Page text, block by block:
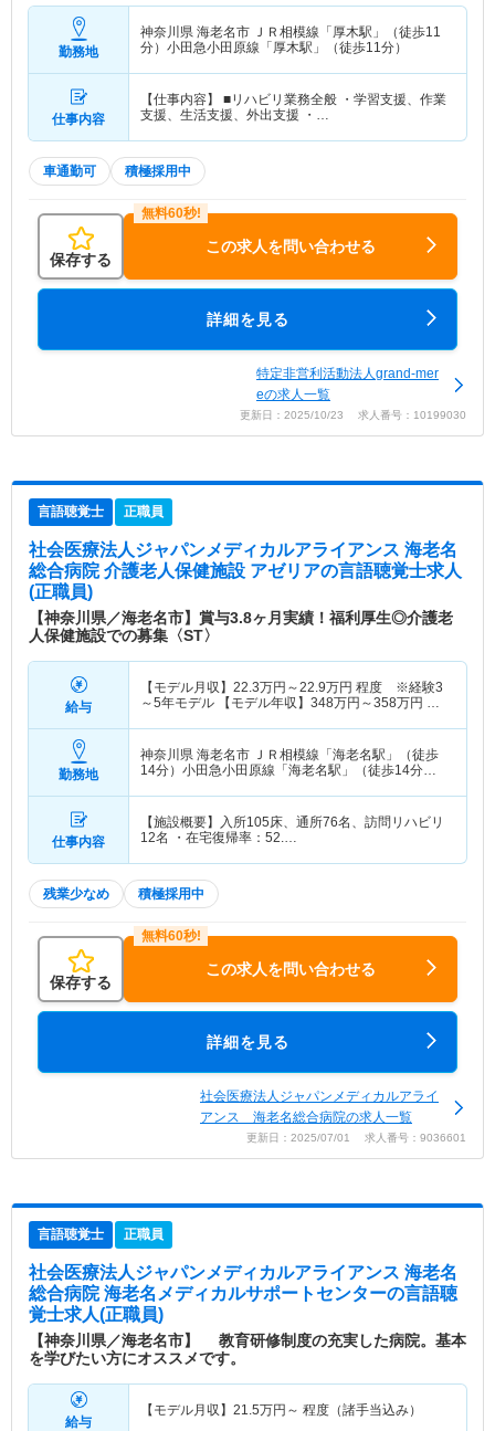
勤務地
神奈川県 海老名市 ＪＲ相模線「厚木駅」（徒歩11
分）小田急小田原線「厚木駅」（徒歩11分）
仕事内容
【仕事内容】 ■リハビリ業務全般 ・学習支援、作業
支援、生活支援、外出支援 ・…
車通勤可 積極採用中
保存する
この求人を問い合わせる
詳細を見る
特定非営利活動法人grand-mer
eの求人一覧
更新日：2025/10/23 求人番号：10199030
言語聴覚士 正職員
社会医療法人ジャパンメディカルアライアンス 海老名
総合病院 介護老人保健施設 アゼリアの言語聴覚士求人
(正職員)
【神奈川県／海老名市】賞与3.8ヶ月実績！福利厚生◎介護老
人保健施設での募集〈ST〉
給与
【モデル月収】 22.3万円～22.9万円 程度 ※経験3
～5年モデル 【モデル年収】 348万円～358万円 程
勤務地
神奈川県 海老名市 ＪＲ相模線「海老名駅」（徒歩
14分）小田急小田原線「海老名駅」（徒歩14分）
仕事内容
【施設概要】入所105床、通所76名、訪問リハビリ
12名 ・在宅復帰率：52.…
残業少なめ 積極採用中
保存する
この求人を問い合わせる
詳細を見る
社会医療法人ジャパンメディカルアライ
アンス 海老名総合病院の求人一覧
更新日：2025/07/01 求人番号：9036601
言語聴覚士 正職員
社会医療法人ジャパンメディカルアライアンス 海老名
総合病院 海老名メディカルサポートセンターの言語聴
覚士求人(正職員)
【神奈川県／海老名市】 教育研修制度の充実した病院。基本
を学びたい方にオススメです。
給与
【モデル月収】 21.5万円～ 程度（諸手当込み）